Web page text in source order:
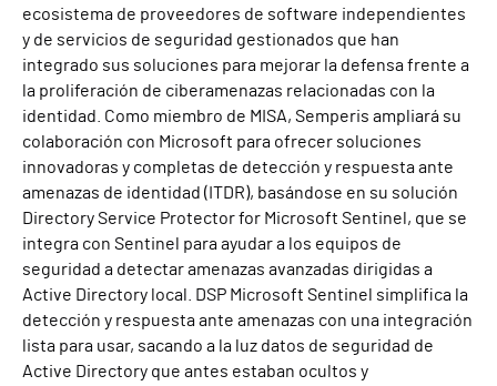
ecosistema de proveedores de software independientes
y de servicios de seguridad gestionados que han
integrado sus soluciones para mejorar la defensa frente a
la proliferación de ciberamenazas relacionadas con la
identidad. Como miembro de MISA, Semperis ampliará su
colaboración con Microsoft para ofrecer soluciones
innovadoras y completas de detección y respuesta ante
amenazas de identidad (ITDR), basándose en su solución
Directory Service Protector for Microsoft Sentinel, que se
integra con Sentinel para ayudar a los equipos de
seguridad a detectar amenazas avanzadas dirigidas a
Active Directory local. DSP Microsoft Sentinel simplifica la
detección y respuesta ante amenazas con una integración
lista para usar, sacando a la luz datos de seguridad de
Active Directory que antes estaban ocultos y